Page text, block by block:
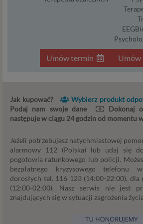
Umów termin Umów
Jak kupować?
Wybierz produkt
Podaj nam swoje dane
Dokonaj
następuje w ciągu 24 godzin od momentu
Jeżeli potrzebujesz natychmiastowej
alarmowy 112 (Polska) lub udaj się
pogotowia ratunkowego lub policji.
bezpłatnego kryzysowego telefonu
dorosłych tel. 116 123 (14:00-22:00), dla
(12:00-02:00). Nasz serwis nie jest
znajdujących się w sytuacji zagrożenia
Twoje dane, w ramach naszych usług,
wyłącznie w przypadku posiadania
podmiot przetwarzający dane jednej z
przez RODO podstaw prawnych i
dostosowanym do danej podstawy,
powyżej. Twoje dane przetwarzane
ograniczenia lub innych działań z
ograniczających tę zgodę, w
danych do wykonania umowy – przez
przetwarzania danych jest
administratora – do czasu istnienia
interesu.
Administratorzy
Administratorami Twoich danych